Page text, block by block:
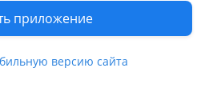
приложение
версию сайта